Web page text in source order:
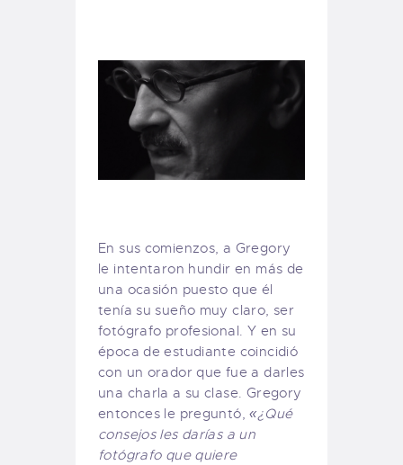
En sus comienzos, a Gregory
le intentaron hundir en más de
una ocasión puesto que él
tenía su sueño muy claro, ser
fotógrafo profesional. Y en su
época de estudiante coincidió
con un orador que fue a darles
una charla a su clase. Gregory
entonces le preguntó,«¿Qué
consejos les darías a un
fotógrafo que quiere